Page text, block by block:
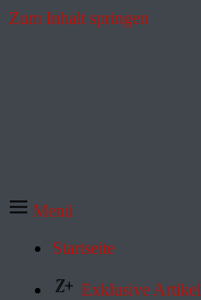
Zum Inhalt springen
Menü
Startseite
Exklusive Artikel